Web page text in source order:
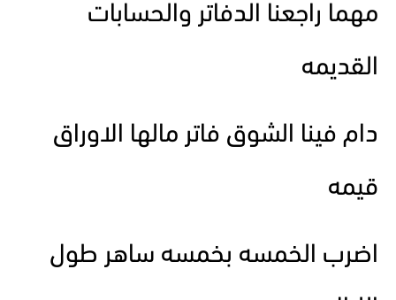
مهما راجعنا الدفاتر والحسابات
القديمه
دام فينا الشوق فاتر مالها الاوراق
قيمه
اضرب الخمسه بخمسه ساهر طول